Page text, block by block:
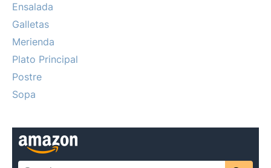
Ensalada
Galletas
Merienda
Plato Principal
Postre
Sopa